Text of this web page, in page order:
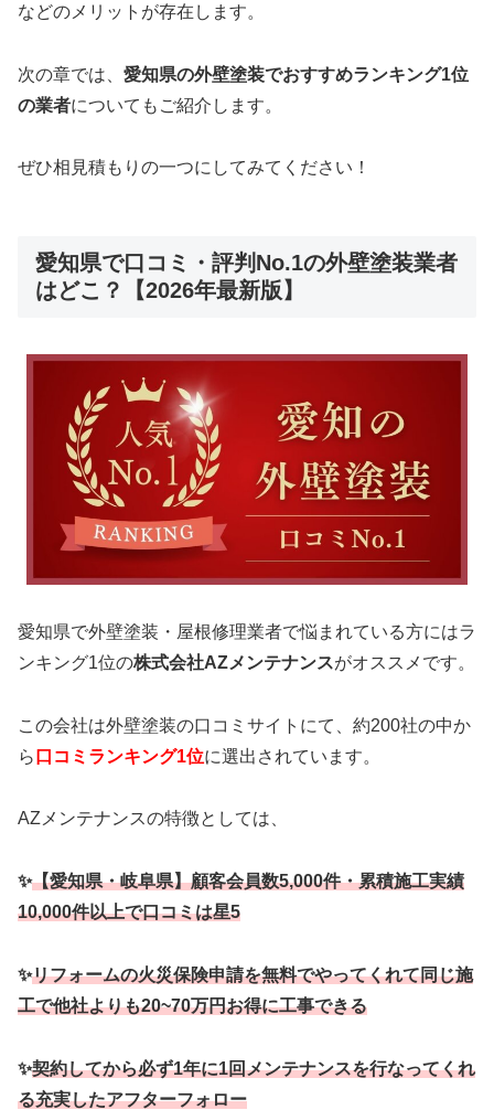
などのメリットが存在します。
次の章では、 愛知県の外壁塗装でおすすめランキング1位
の業者についてもご紹介します。
ぜひ相見積もりの一つにしてみてください！
愛知県で口コミ・評判No.1の外壁塗装業者
はどこ？【2026年最新版】
愛知県で外壁塗装・屋根修理業者で悩まれている方にはラ
ンキング1位の株式会社AZメンテナンスがオススメです。
この会社は外壁塗装の口コミサイトにて、約200社の中か
ら 口コミランキング1位に選出されています。
AZメンテナンスの特徴としては、
✨【愛知県・岐阜県】顧客会員数5,000件・累積施工実績
10,000件以上で口コミは星5
✨リフォームの火災保険申請を無料でやってくれて同じ施
工で他社よりも20~70万円お得に工事できる
✨契約してから必ず1年に1回メンテナンスを行なってくれ
る充実したアフターフォロー